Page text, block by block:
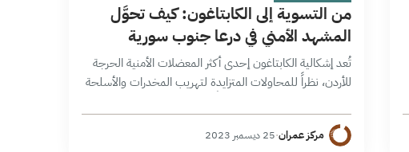
من التسوية إلى الكابتاغون: كيف تحوَّل
المشهد الأمني في درعا جنوب سورية
تُعد إشكالية الكابتاغون إحدى أكثر المعضلات الأمنية الحرجة
للأردن، نظراً للمحاولات المتزايدة لتهريب المخدرات والأسلحة
وفق ورقة التقدير الرسمية، بالإضافة إلى عدم نجاعة الآليات
الحالية…مركز عمران·25 ديسمبر 2023